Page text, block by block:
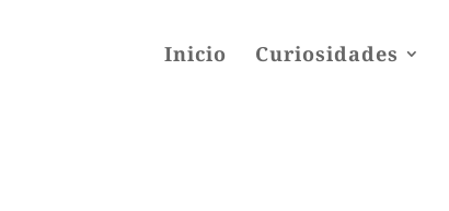
Inicio Curiosidades